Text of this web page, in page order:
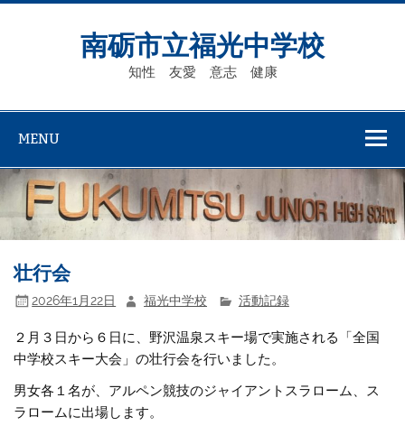
Skip
南砺市立福光中学校
知性 友愛 意志 健康
MENU
壮行会
2026年1月22日 福光中学校 活動記録
２月３日から６日に、野沢温泉スキー場で実施される「全国
中学校スキー大会」の壮行会を行いました。
男女各１名が、アルペン競技のジャイアントスラローム、ス
ラロームに出場します。